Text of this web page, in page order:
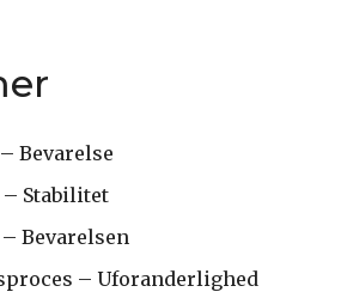
Bevarelse
– Stabilitet
Bevarelsen
– Uforanderlighed